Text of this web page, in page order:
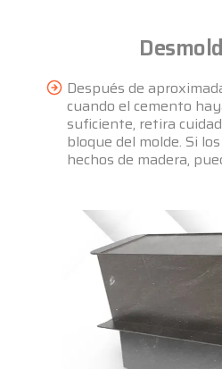
Después de
cuando el cemento
suficiente, retira
bloque del molde. Si
hechos de madera,